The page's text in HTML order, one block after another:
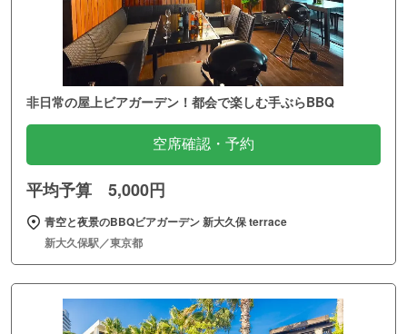
非日常の屋上ビアガーデン！都会で楽しむ手ぶらBBQ
空席確認・予約
平均予算 5,000円
青空と夜景のBBQビアガーデン 新大久保 terrace
新大久保駅／東京都